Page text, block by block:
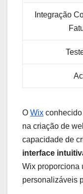
Integração
O Wix
na criação de
capacidade de
interface
Wix proporciona
personalizáveis